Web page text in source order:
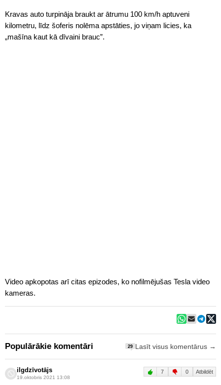
Kravas auto turpināja braukt ar ātrumu 100 km/h aptuveni
kilometru, līdz šoferis nolēma apstāties, jo viņam licies, ka
„mašīna kaut kā dīvaini brauc”.
Video apkopotas arī citas epizodes, ko nofilmējušas Tesla video
kameras.
Populārākie komentāri 29 Lasīt visus komentārus →
ilgdzīvotājs
19.oktobris 2021 13:08
7 0 Atbildēt